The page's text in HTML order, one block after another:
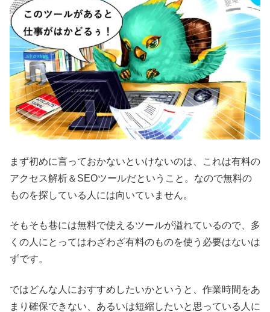
まず初めに言っておかないといけないのは、これは有料の
アクセス解析＆SEOツールだということ。なので無料の
ものを探している人には向いていません。
そもそも巷には無料で使えるツールが溢れているので、多
くの人にとってはわざわざ有料のものを使う必要はないは
ずです。
ではどんな人におすすめしたいかというと、作業時間をあ
まり確保できない、あるいは短縮したいと思っている人に